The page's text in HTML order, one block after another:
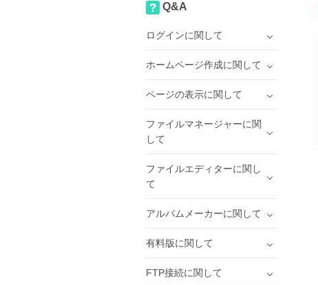
Q&A
ログインに関して
ホームページ作成に関して
ページの表示に関して
ファイルマネージャーに関
して
ファイルエディターに関し
て
アルバムメーカーに関して
有料版に関して
FTP接続に関して